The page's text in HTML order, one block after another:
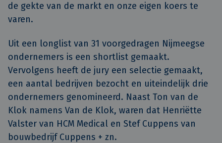
de gekte van de markt en onze eigen koers te
varen.
Uit een longlist van 31 voorgedragen Nijmeegse
ondernemers is een shortlist gemaakt.
Vervolgens heeft de jury een selectie gemaakt,
een aantal bedrijven bezocht en uiteindelijk drie
ondernemers genomineerd. Naast Ton van de
Klok namens Van de Klok, waren dat Henriëtte
Valster van HCM Medical en Stef Cuppens van
bouwbedrijf Cuppens + zn.